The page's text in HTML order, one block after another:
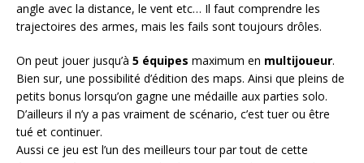
angle avec la distance, le vent etc… Il faut comprendre les
trajectoires des armes, mais les fails sont toujours drôles.
On peut jouer jusqu’à 5 équipes maximum en multijoueur.
Bien sur, une possibilité d’édition des maps. Ainsi que pleins de
petits bonus lorsqu’on gagne une médaille aux parties solo.
D’ailleurs il n’y a pas vraiment de scénario, c’est tuer ou être
tué et continuer.
Aussi ce jeu est l’un des meilleurs tour par tout de cette